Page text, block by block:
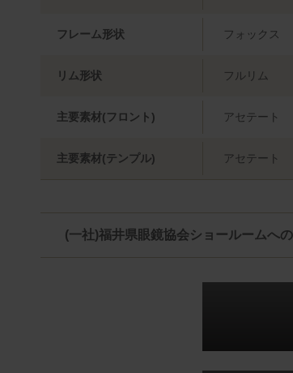
フレーム形状 フォックス
リム形状 フルリム
主要素材(フロント) アセテート
主要素材(テンプル) アセテート
(一社)福井県眼鏡協会ショールームへ